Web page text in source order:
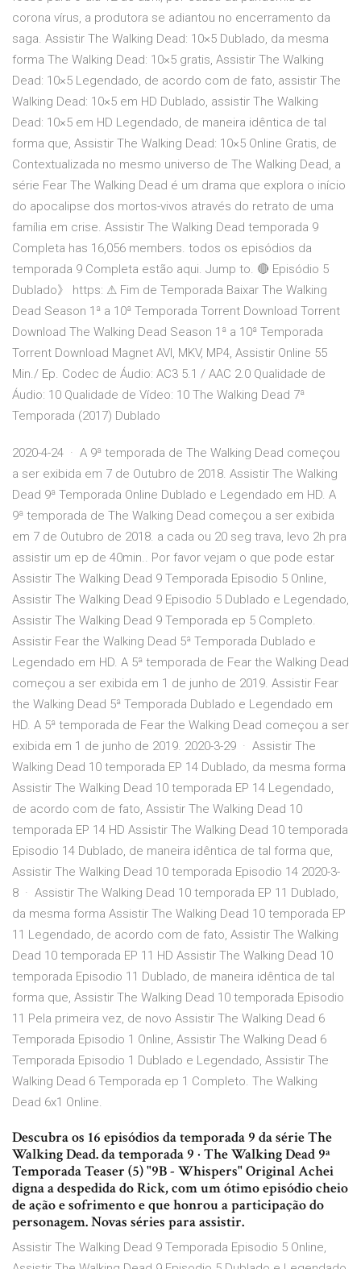
corona vírus, a produtora se adiantou no encerramento da
saga. Assistir The Walking Dead: 10×5 Dublado, da mesma
forma The Walking Dead: 10×5 gratis, Assistir The Walking
Dead: 10×5 Legendado, de acordo com de fato, assistir The
Walking Dead: 10×5 em HD Dublado, assistir The Walking
Dead: 10×5 em HD Legendado, de maneira idêntica de tal
forma que, Assistir The Walking Dead: 10×5 Online Gratis, de
Contextualizada no mesmo universo de The Walking Dead, a
série Fear The Walking Dead é um drama que explora o início
do apocalipse dos mortos-vivos através do retrato de uma
família em crise. Assistir The Walking Dead temporada 9
Completa has 16,056 members. todos os episódios da
temporada 9 Completa estão aqui. Jump to. 🔴 Episódio 5
Dublado》 https: ⚠ Fim de Temporada Baixar The Walking
Dead Season 1ª a 10ª Temporada Torrent Download Torrent
Download The Walking Dead Season 1ª a 10ª Temporada
Torrent Download Magnet AVI, MKV, MP4, Assistir Online 55
Min./ Ep. Codec de Áudio: AC3 5.1 / AAC 2.0 Qualidade de
Áudio: 10 Qualidade de Vídeo: 10 The Walking Dead 7ª
Temporada (2017) Dublado
2020-4-24 · A 9ª temporada de The Walking Dead começou
a ser exibida em 7 de Outubro de 2018. Assistir The Walking
Dead 9ª Temporada Online Dublado e Legendado em HD. A
9ª temporada de The Walking Dead começou a ser exibida
em 7 de Outubro de 2018. a cada ou 20 seg trava, levo 2h pra
assistir um ep de 40min.. Por favor vejam o que pode estar
Assistir The Walking Dead 9 Temporada Episodio 5 Online,
Assistir The Walking Dead 9 Episodio 5 Dublado e Legendado,
Assistir The Walking Dead 9 Temporada ep 5 Completo.
Assistir Fear the Walking Dead 5ª Temporada Dublado e
Legendado em HD. A 5ª temporada de Fear the Walking Dead
começou a ser exibida em 1 de junho de 2019. Assistir Fear
the Walking Dead 5ª Temporada Dublado e Legendado em
HD. A 5ª temporada de Fear the Walking Dead começou a ser
exibida em 1 de junho de 2019. 2020-3-29 · Assistir The
Walking Dead 10 temporada EP 14 Dublado, da mesma forma
Assistir The Walking Dead 10 temporada EP 14 Legendado,
de acordo com de fato, Assistir The Walking Dead 10
temporada EP 14 HD Assistir The Walking Dead 10 temporada
Episodio 14 Dublado, de maneira idêntica de tal forma que,
Assistir The Walking Dead 10 temporada Episodio 14 2020-3-
8 · Assistir The Walking Dead 10 temporada EP 11 Dublado,
da mesma forma Assistir The Walking Dead 10 temporada EP
11 Legendado, de acordo com de fato, Assistir The Walking
Dead 10 temporada EP 11 HD Assistir The Walking Dead 10
temporada Episodio 11 Dublado, de maneira idêntica de tal
forma que, Assistir The Walking Dead 10 temporada Episodio
11 Pela primeira vez, de novo Assistir The Walking Dead 6
Temporada Episodio 1 Online, Assistir The Walking Dead 6
Temporada Episodio 1 Dublado e Legendado, Assistir The
Walking Dead 6 Temporada ep 1 Completo. The Walking
Dead 6x1 Online.
Descubra os 16 episódios da temporada 9 da série The
Walking Dead. da temporada 9 · The Walking Dead 9ª
Temporada Teaser (5) "9B - Whispers" Original Achei
digna a despedida do Rick, com um ótimo episódio cheio
de ação e sofrimento e que honrou a participação do
personagem. Novas séries para assistir.
Assistir The Walking Dead 9 Temporada Episodio 5 Online,